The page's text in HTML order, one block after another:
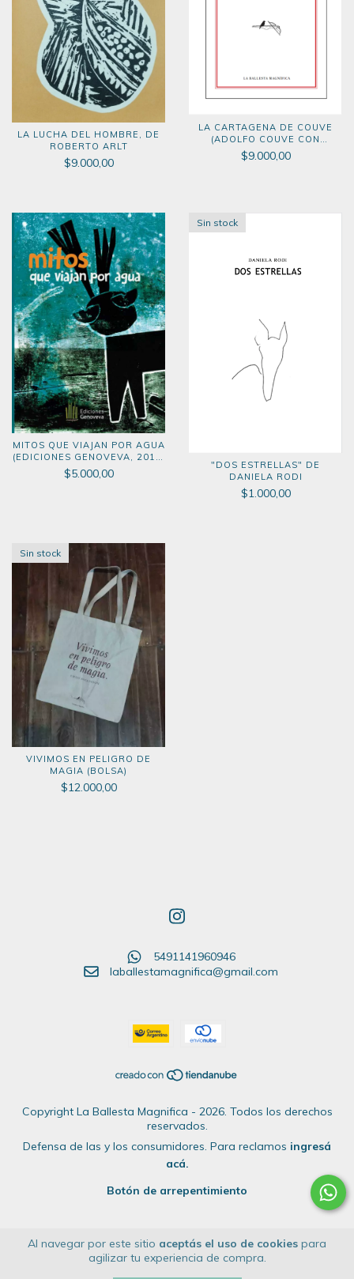
Al navegar por este sitio aceptás el uso de cookies para
agilizar tu experiencia de compra.
LA LUCHA DEL HOMBRE, DE
ROBERTO ARLT
$9.000,00
LA CARTAGENA DE COUVE
(ADOLFO COUVE CON
COMENTARIOS DE GABRIEL
MARTINO)
$9.000,00
MITOS QUE VIAJAN POR AGUA
(EDICIONES GENOVEVA, 2018)
LIBRO DIGITAL
$5.000,00
Sin stock
"DOS ESTRELLAS" DE
DANIELA RODI
$1.000,00
Sin stock
VIVIMOS EN PELIGRO DE
MAGIA (BOLSA)
$12.000,00
5491141960946
laballestamagnifica@gmail.com
Copyright La Ballesta Magnifica - 2026. Todos los derechos
reservados.
Defensa de las y los consumidores. Para reclamos ingresá
acá.
Botón de arrepentimiento